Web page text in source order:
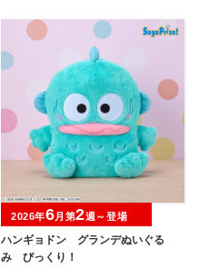
ハンギョドン グランデぬいぐる
み びっくり！
2026年6月第2週～登場